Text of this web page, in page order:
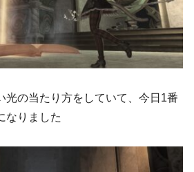
光の当たり方をしていて、今日1番
なりました